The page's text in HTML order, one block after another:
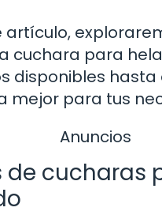
artículo,
cuchara para
disponibles hasta
mejor para tus
Anuncios
de cucharas